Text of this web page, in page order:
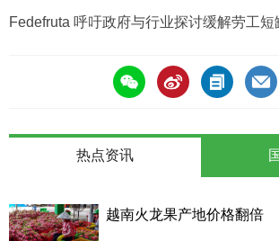
Fedefruta 呼吁政府与行业探讨缓解劳工短
热点资讯
越南火龙果产地价格翻倍